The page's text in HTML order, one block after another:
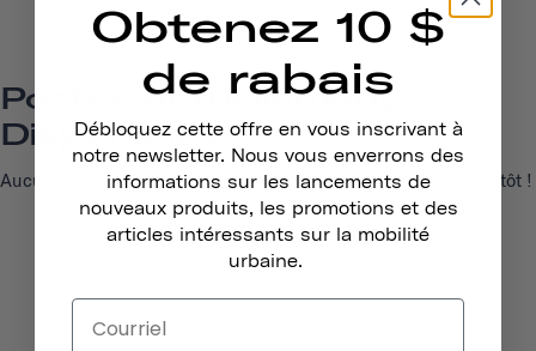
Postes Actuellement
Disponibles
Aucune offre d'emploi disponible actuellement. Revenez bientôt !
Obtenez 10 $
de rabais
Débloquez cette offre en vous inscrivant à
notre newsletter. Nous vous enverrons des
informations sur les lancements de
nouveaux produits, les promotions et des
articles intéressants sur la mobilité
urbaine.